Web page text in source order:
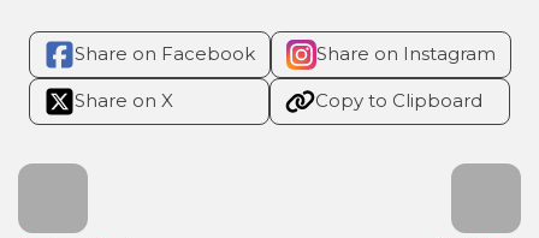
Share on Facebook Share on Instagram
Share on X Copy to Clipboard